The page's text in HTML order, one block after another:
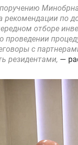
рекомендации по
отборе
проведении
с
резидентами, —